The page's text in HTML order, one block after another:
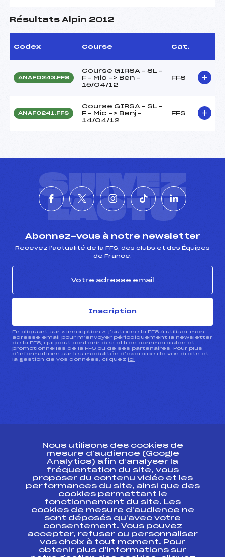
Résultats Alpin 2012
Codex Course Cat.
ANAF0243.FFS
Course GIRSA – SL –
F – Mic -> Ben –
15/04/12
FFS
ANAF0241.FFS
Course GIRSA – SL –
F – Mic -> Benj –
14/04/12
FFS
SUIVEZ
L'ACTU
Abonnez-vous à notre newsletter
Recevez l’actualité de la FFS, des clubs et des Équipes
de France.
Inscription
En cliquant sur « inscription », j’autorise la FFS à utiliser mon
adresse email pour m’envoyer périodiquement la newsletter
de la FFS, qui peut contenir des offres commerciales et
promotionnelles de la FFS ou de ses partenaires. Pour plus
d’informations sur les modalités d’exercice de vos droits et
la gestion de vos données, cliquez ici
ESPACE PRESSE
Ressources
Pass’Neige
Projet sportif fédéral
Projet de performance fédéral
Antidopage
Pôle Développement, Formation, Suivi
Scientifique
Listes ministérielles
Nous utilisons des cookies de
mesure d’audience (Google
Analytics) afin d’analyser la
fréquentation du site, vous
proposer du contenu vidéo et les
performances du site, ainsi que des
cookies permettant le
fonctionnement du site. Les
cookies de mesure d’audience ne
sont déposés qu’avec votre
consentement. Vous pouvez
accepter, refuser ou personnaliser
vos choix à tout moment. Pour
obtenir plus d'informations sur